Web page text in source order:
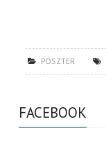
POSZTER
FACEBOOK